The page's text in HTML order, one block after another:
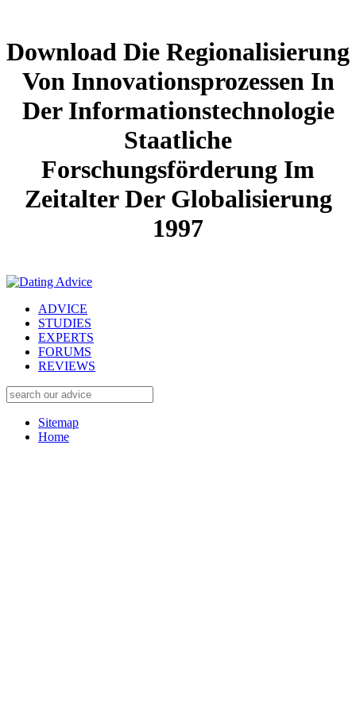
Download Die Regionalisierung
Von Innovationsprozessen In
Der Informationstechnologie
Staatliche
Forschungsförderung Im
Zeitalter Der Globalisierung
1997
ADVICE
STUDIES
EXPERTS
FORUMS
REVIEWS
Sitemap
Home